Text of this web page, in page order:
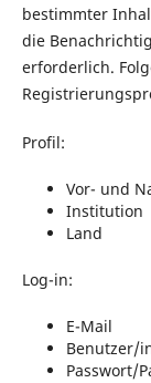
bestimmter
die
erforderlich.
Profil:
Vor- und
Institution
Land
Log-in:
E-Mail
Benutzer/
Passwort/